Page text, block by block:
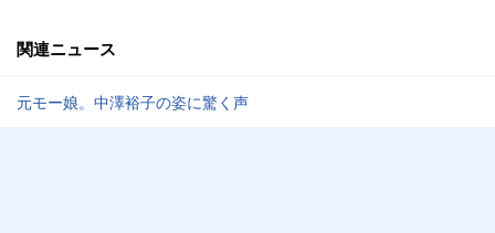
関連ニュース
元モー娘。中澤裕子の姿に驚く声